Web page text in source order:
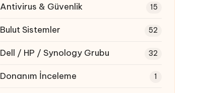
Antivirus & Güvenlik 15
Bulut Sistemler 52
Dell / HP / Synology Grubu 32
Donanım İnceleme 1